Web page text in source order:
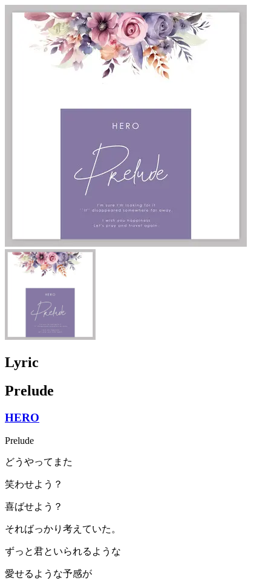
Lyric
Prelude
HERO
Prelude
どうやってまた
笑わせよう？
喜ばせよう？
そればっかり考えていた。
ずっと君といられるような
愛せるような予感が